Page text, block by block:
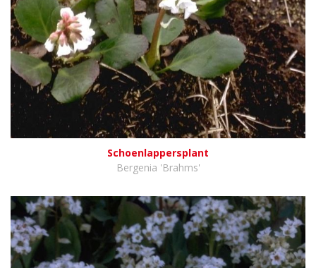
Schoenlappersplant
Bergenia 'Brahms'